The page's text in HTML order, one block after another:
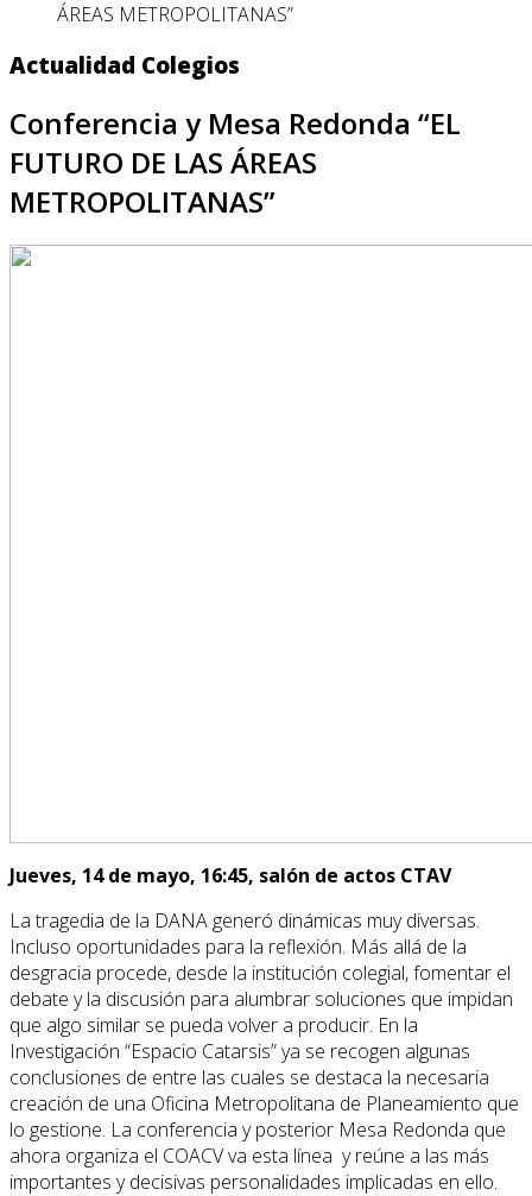
ÁREAS METROPOLITANAS”
Actualidad Colegios
Conferencia y Mesa Redonda “EL
FUTURO DE LAS ÁREAS
METROPOLITANAS”
Jueves, 14 de mayo, 16:45, salón de actos CTAV
La tragedia de la DANA generó dinámicas muy diversas.
Incluso oportunidades para la reflexión. Más allá de la
desgracia procede, desde la institución colegial, fomentar el
debate y la discusión para alumbrar soluciones que impidan
que algo similar se pueda volver a producir. En la
Investigación “Espacio Catarsis” ya se recogen algunas
conclusiones de entre las cuales se destaca la necesaria
creación de una Oficina Metropolitana de Planeamiento que
lo gestione. La conferencia y posterior Mesa Redonda que
ahora organiza el COACV va esta línea y reúne a las más
importantes y decisivas personalidades implicadas en ello.